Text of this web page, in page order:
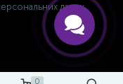
0
даних